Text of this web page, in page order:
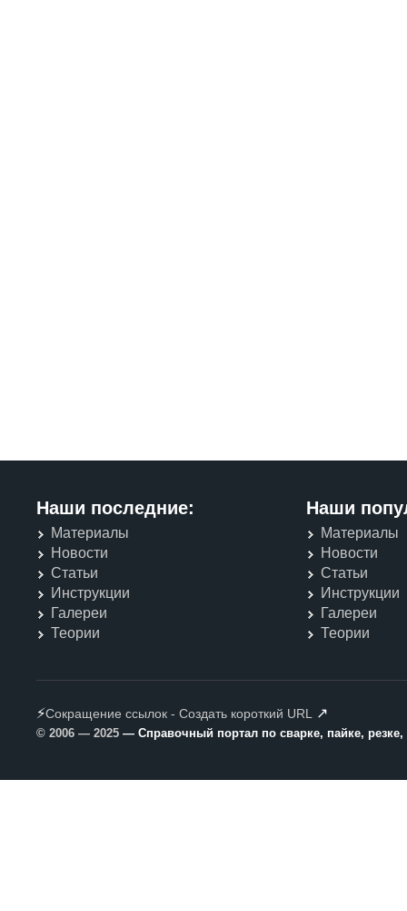
Наши последние:
Материалы
Новости
Статьи
Инструкции
Галереи
Теории
Наши
Материалы
Новости
Статьи
Инструкции
Галереи
Теории
⚡Сокращение ссылок - Создать короткий URL ↗
© 2006 — 2025 — Справочный портал по сварке, пайке,